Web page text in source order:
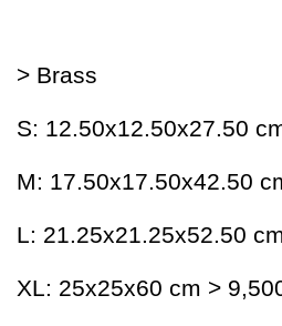
> Brass
S: 12.50x12.50x27.50
M: 17.50x17.50x42.50
L: 21.25x21.25x52.50
XL: 25x25x60 cm >